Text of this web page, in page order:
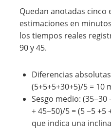
Quedan anotadas cinco
estimaciones en
los tiempos reales
90 y 45.
Diferencias
(5+5+5+30+5)/5 = 10
Sesgo medio: (35−30
+ 45−50)/5 = (5 −5
que indica una